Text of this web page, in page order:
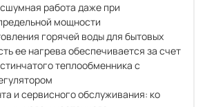
работа даже при
мощности
горячей воды для бытовых
ее нагрева обеспечивается за счет
теплообменника с
и сервисного обслуживания: ко